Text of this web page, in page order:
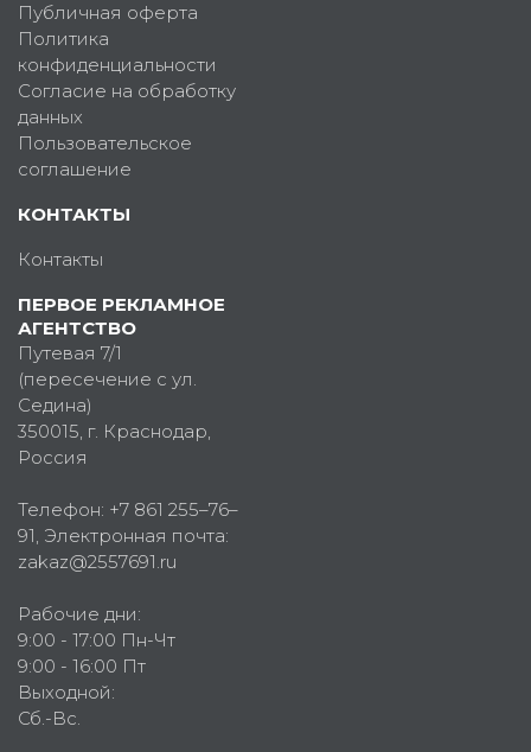
Публичная оферта
Политика
конфиденциальности
Согласие на обработку
данных
Пользовательское
соглашение
КОНТАКТЫ
Контакты
ПЕРВОЕ РЕКЛАМНОЕ
АГЕНТСТВО
Путевая 7/1
(пересечение с ул.
Седина)
350015, г. Краснодар,
Россия
Телефон: +7 861 255–76–
91, Электронная почта:
zakaz@2557691.ru
Рабочие дни:
9:00 - 17:00 Пн-Чт
9:00 - 16:00 Пт
Выходной:
Сб.-Вс.